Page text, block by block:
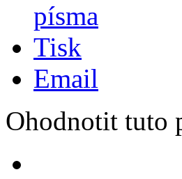
písma
Tisk
Email
Ohodnotit tuto